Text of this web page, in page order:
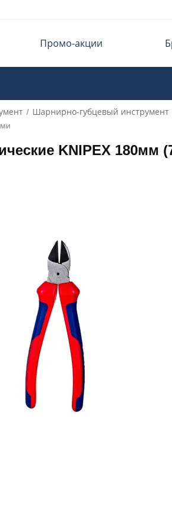
Промо-акции
/ Шарнирно-губцевый инструмент
KNIPEX 180мм